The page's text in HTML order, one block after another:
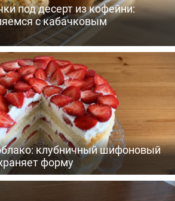
под десерт из кофейни:
с кабачковым
клубничный шифоновый
форму